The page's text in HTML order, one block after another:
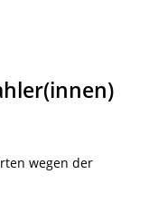
wegen der